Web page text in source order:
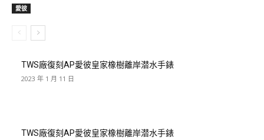
愛彼
TWS廠復刻AP愛彼皇家橡樹離岸潜水手錶
2023 年 1 月 11 日
TWS廠復刻AP愛彼皇家橡樹離岸潜水手錶